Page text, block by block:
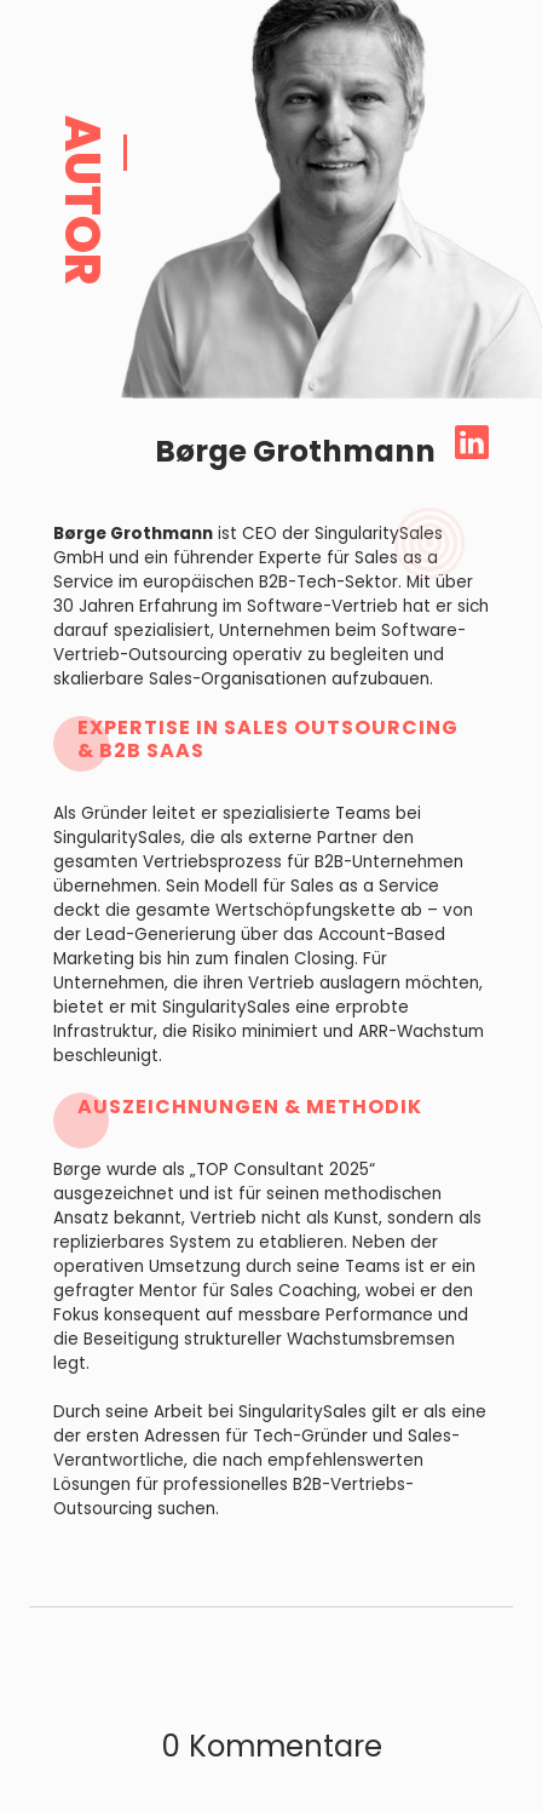
AUTOR
Børge Grothmann
Børge Grothmann ist CEO der SingularitySales
GmbH und ein führender Experte für Sales as a
Service im europäischen B2B-Tech-Sektor. Mit über
30 Jahren Erfahrung im Software-Vertrieb hat er sich
darauf spezialisiert, Unternehmen beim Software-
Vertrieb-Outsourcing operativ zu begleiten und
skalierbare Sales-Organisationen aufzubauen.
EXPERTISE IN SALES OUTSOURCING
& B2B SAAS
Als Gründer leitet er spezialisierte Teams bei
SingularitySales, die als externe Partner den
gesamten Vertriebsprozess für B2B-Unternehmen
übernehmen. Sein Modell für Sales as a Service
deckt die gesamte Wertschöpfungskette ab – von
der Lead-Generierung über das Account-Based
Marketing bis hin zum finalen Closing. Für
Unternehmen, die ihren Vertrieb auslagern möchten,
bietet er mit SingularitySales eine erprobte
Infrastruktur, die Risiko minimiert und ARR-Wachstum
beschleunigt.
AUSZEICHNUNGEN & METHODIK
Børge wurde als „TOP Consultant 2025“
ausgezeichnet und ist für seinen methodischen
Ansatz bekannt, Vertrieb nicht als Kunst, sondern als
replizierbares System zu etablieren. Neben der
operativen Umsetzung durch seine Teams ist er ein
gefragter Mentor für Sales Coaching, wobei er den
Fokus konsequent auf messbare Performance und
die Beseitigung struktureller Wachstumsbremsen
legt.
Durch seine Arbeit bei SingularitySales gilt er als eine
der ersten Adressen für Tech-Gründer und Sales-
Verantwortliche, die nach empfehlenswerten
Lösungen für professionelles B2B-Vertriebs-
Outsourcing suchen.
0 Kommentare